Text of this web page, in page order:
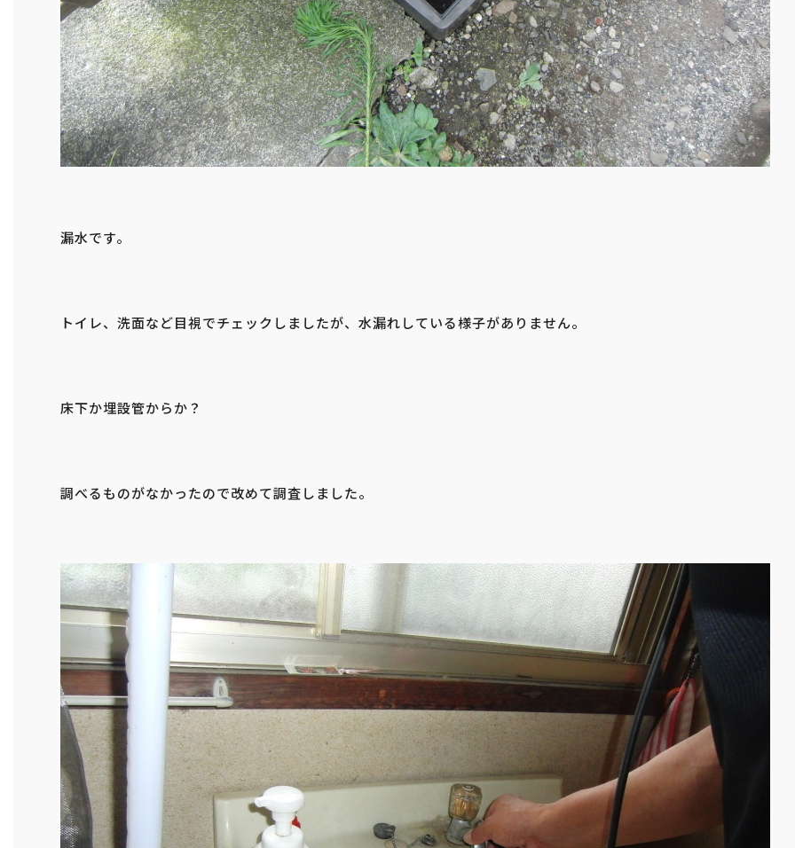
漏水です。
トイレ、洗面など目視でチェックしましたが、水漏れしている様子がありません。
床下か埋設管からか？
調べるものがなかったので改めて調査しました。